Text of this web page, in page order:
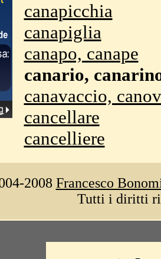
canapicchia
canapiglia
canapo, canape
canario,
canavaccio,
cancellare
cancelliere
2008 Francesco
Tutti i diritti